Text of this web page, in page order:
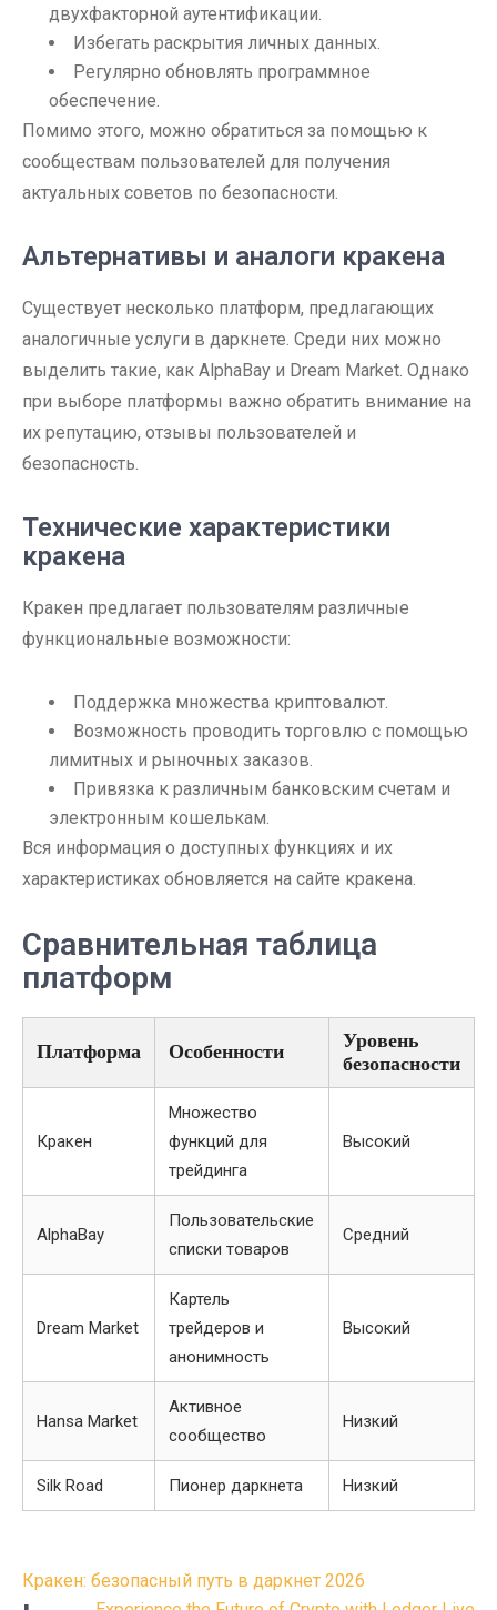
двухфакторной аутентификации.
Избегать раскрытия личных данных.
Регулярно обновлять программное
обеспечение.
Помимо этого, можно обратиться за помощью к
сообществам пользователей для получения
актуальных советов по безопасности.
Альтернативы и аналоги кракена
Существует несколько платформ, предлагающих
аналогичные услуги в даркнете. Среди них можно
выделить такие, как AlphaBay и Dream Market. Однако
при выборе платформы важно обратить внимание на
их репутацию, отзывы пользователей и
безопасность.
Технические характеристики
кракена
Кракен предлагает пользователям различные
функциональные возможности:
Поддержка множества криптовалют.
Возможность проводить торговлю с помощью
лимитных и рыночных заказов.
Привязка к различным банковским счетам и
электронным кошелькам.
Вся информация о доступных функциях и их
характеристиках обновляется на сайте кракена.
Сравнительная таблица
платформ
Платформа Особенности
Уровень
безопасности
Кракен
Множество
функций для
трейдинга
Высокий
AlphaBay
Пользовательские
списки товаров
Средний
Dream Market
Картель
трейдеров и
анонимность
Высокий
Hansa Market
Активное
сообщество
Низкий
Silk Road Пионер даркнета Низкий
Post
Кракен: безопасный путь в даркнет 2026